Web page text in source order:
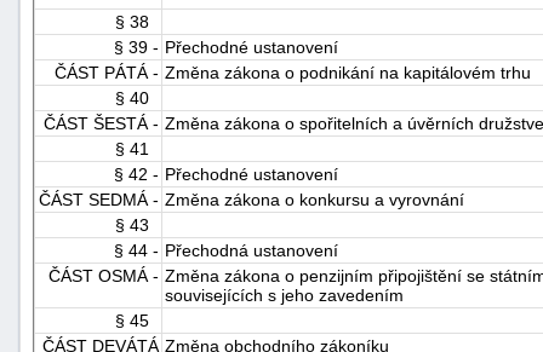
§ 38
§ 39 - Přechodné ustanovení
ČÁST PÁTÁ - Změna zákona o podnikání na kapitálovém trhu
§ 40
ČÁST ŠESTÁ - Změna zákona o spořitelních a úvěrních
§ 41
§ 42 - Přechodné ustanovení
ČÁST SEDMÁ - Změna zákona o konkursu a vyrovnání
§ 43
§ 44 - Přechodná ustanovení
ČÁST OSMÁ - Změna zákona o penzijním připojištění se
souvisejících s jeho zavedením
§ 45
ČÁST DEVÁTÁ Změna obchodního zákoníku